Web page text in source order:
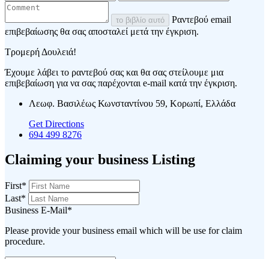
το βιβλίο αυτό
Ραντεβού email
επιβεβαίωσης θα σας αποσταλεί μετά την έγκριση.
Τρομερή Δουλειά!
Έχουμε λάβει το ραντεβού σας και θα σας στείλουμε μια
επιβεβαίωση για να σας παρέχονται e-mail κατά την έγκριση.
Λεωφ. Βασιλέως Κωνσταντίνου 59, Κορωπί, Ελλάδα
Get Directions
694 499 8276
Claiming your business Listing
First*
Last*
Business E-Mail*
Please provide your business email which will be use for claim
procedure.